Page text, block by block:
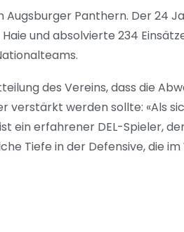
Panthern. Der 24
und absolvierte 234
des Vereins, dass die
verstärkt werden sollte: «Als
ein erfahrener DEL-Spieler,
Tiefe in der Defensive, die